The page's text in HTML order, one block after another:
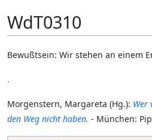
WdT0310
Bewußtsein: Wir stehen an einem
.
Morgenstern, Margareta (Hg.): Wer
den Weg nicht haben. - München: